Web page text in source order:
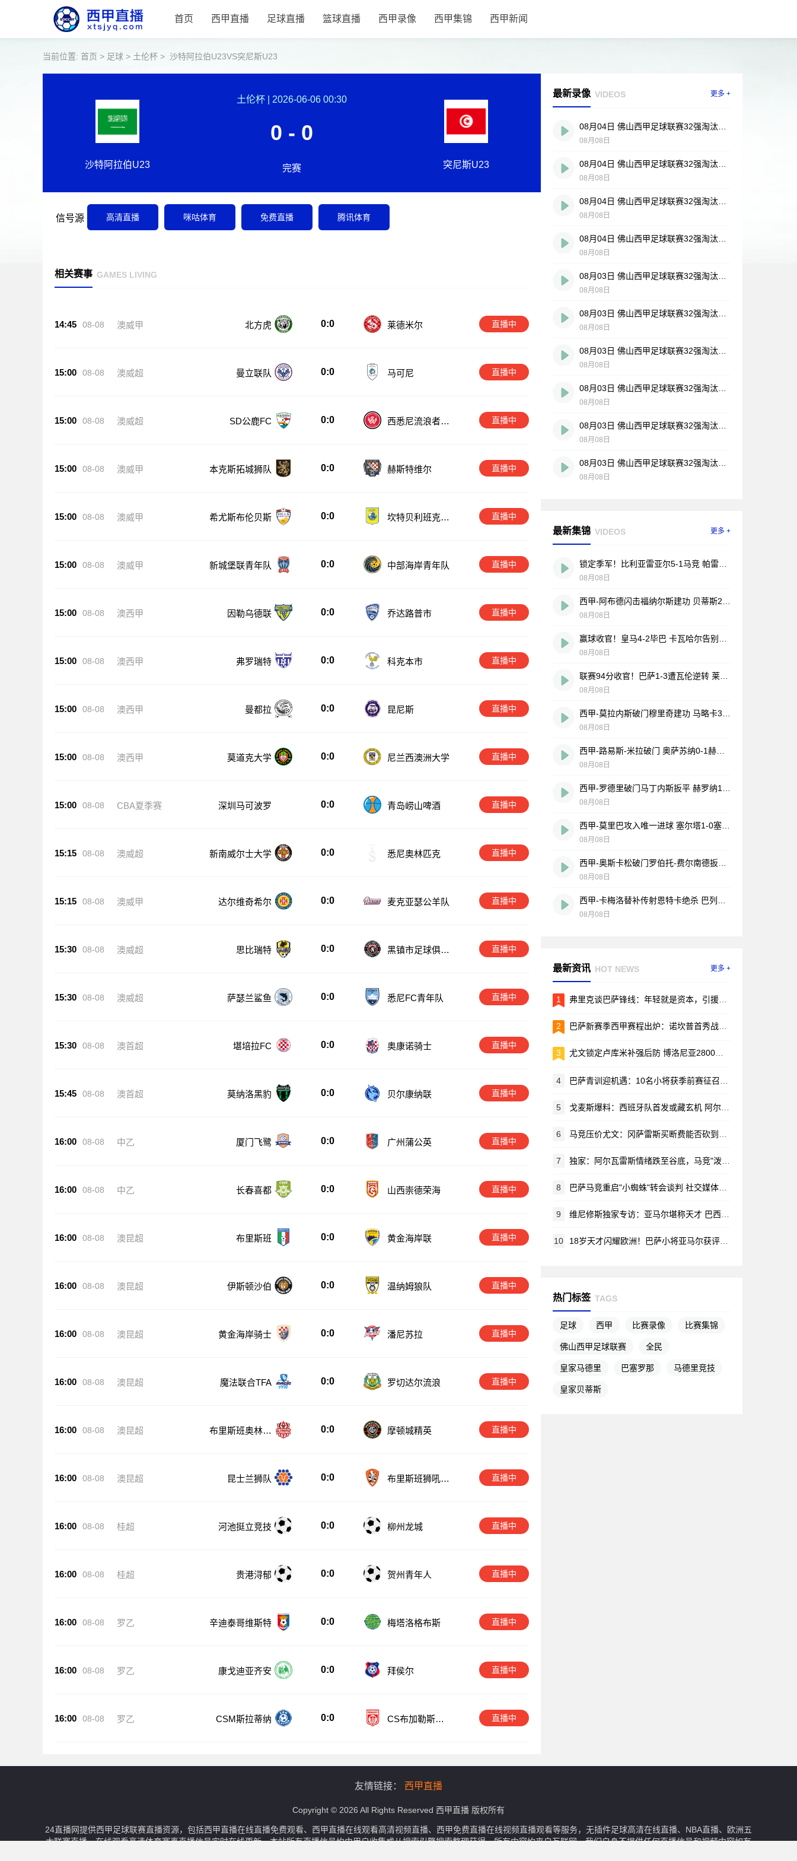
首页 西甲直播 足球直播 篮球直播 西甲录像 西甲集锦 西甲新闻
当前位置: 首页 > 足球 > 土伦杯 > 沙特阿拉伯U23VS突尼斯U23
沙特阿拉伯U23
土伦杯 2026-06-06 00:30
0 - 0
完赛 突尼斯U23
信号源 高清直播 咪咕体育 免费直播 腾讯体育
相关赛事 GAMES LIVING
14:45 08-08 澳威甲 北方虎 0:0 莱德米尔 直播中
15:00 08-08 澳威超 曼立联队 0:0 马可尼 直播中
15:00 08-08 澳威超 SD公鹿FC 0:0
西悉尼流浪者青
直播中
15:00 08-08 澳威甲 本克斯拓城狮队 0:0 赫斯特维尔 直播中
15:00 08-08 澳威甲 希尤斯布伦贝斯 0:0
坎特贝利班克斯
直播中
15:00 08-08 澳威甲 新城堡联青年队 0:0 中部海岸青年队 直播中
15:00 08-08 澳西甲 因勒乌德联 0:0 乔达路普市 直播中
15:00 08-08 澳西甲 弗罗瑞特 0:0 科克本市 直播中
15:00 08-08 澳西甲 曼都拉 0:0 昆尼斯 直播中
15:00 08-08 澳西甲 莫道克大学 0:0 尼兰西澳洲大学 直播中
15:00 08-08 CBA夏季赛 深圳马可波罗 0:0 青岛崂山啤酒 直播中
15:15 08-08 澳威超 新南威尔士大学 0:0 悉尼奥林匹克 直播中
15:15 08-08 澳威甲 达尔维奇希尔 0:0 麦克亚瑟公羊队 直播中
15:30 08-08 澳威超 思比瑞特 0:0
黑镇市足球俱乐
直播中
15:30 08-08 澳威超 萨瑟兰鲨鱼 0:0 悉尼FC青年队 直播中
15:30 08-08 澳首超 堪培拉FC 0:0 奥康诺骑士 直播中
15:45 08-08 澳首超 莫纳洛黑豹 0:0 贝尔康纳联 直播中
16:00 08-08 中乙 厦门飞鹭 0:0 广州蒲公英 直播中
16:00 08-08 中乙 长春喜都 0:0 山西崇德荣海 直播中
16:00 08-08 澳昆超 布里斯班 0:0 黄金海岸联 直播中
16:00 08-08 澳昆超 伊斯顿沙伯 0:0 温纳姆狼队 直播中
16:00 08-08 澳昆超 黄金海岸骑士 0:0 潘尼苏拉 直播中
16:00 08-08 澳昆超 魔法联合TFA 0:0 罗切达尔流浪 直播中
16:00 08-08 澳昆超
布里斯班奥林匹
0:0 摩顿城精英 直播中
16:00 08-08 澳昆超 昆士兰狮队 0:0
布里斯班狮吼青
直播中
16:00 08-08 桂超 河池挺立竞技 0:0 柳州龙城 直播中
16:00 08-08 桂超 贵港浔郁 0:0 贺州青年人 直播中
16:00 08-08 罗乙 辛迪泰哥维斯特 0:0 梅塔洛格布斯 直播中
16:00 08-08 罗乙 康戈迪亚齐安 0:0 拜侯尔 直播中
16:00 08-08 罗乙 CSM斯拉蒂纳 0:0
CS布加勒斯特
直播中
最新录像 VIDEOS 更多 +
08月08日
08月08日
08月08日
08月08日
08月08日
08月08日
08月08日
08月08日
08月08日
08月08日
最新集锦 VIDEOS 更多 +
08月08日
08月08日
08月08日
08月08日
08月08日
08月08日
08月08日
08月08日
08月08日
08月08日
最新资讯 HOT NEWS 更多 +
1 弗里克谈巴萨锋线：年轻就是资本，引援的事儿先放放
2 巴萨新赛季西甲赛程出炉：诺坎普首秀战毕包，两回合国家德比引爆焦点
3 尤文锁定卢库米补强后防 博洛尼亚2800万欧要价成转会关键
4 巴萨青训迎机遇：10名小将获季前赛征召令 哈姆扎等新星在列
5 戈麦斯爆料：西班牙队首发或藏玄机 阿尔瓦雷斯锁定马竞新赛季蓝图
6 马竞压价尤文：冈萨雷斯买断费能否砍到2000万？
7 独家：阿尔瓦雷斯情绪跌至谷底，马竞"泼脏水"言论激怒阿根廷新星
8 巴萨马竞重启"小蜘蛛"转会谈判 社交媒体风波无碍交易推进
9 维尼修斯独家专访：亚马尔堪称天才 巴西渴望重夺世界杯荣耀
10 18岁天才闪耀欧洲！巴萨小将亚马尔获评赛季最佳新星
热门标签 TAGS
足球 西甲 比赛录像 比赛集锦
佛山西甲足球联赛 全民
皇家马德里 巴塞罗那 马德里竞技
皇家贝蒂斯
友情链接： 西甲直播
Copyright © 2026 All Rights Reserved 西甲直播 版权所有
24直播网提供西甲足球联赛直播资源，包括西甲直播在线直播免费观看、西甲直播在线观看高清视频直播、西甲免费直播在线视频直播观看等服务，无插件足球高清在线直播、NBA直播、欧洲五
大联赛直播、在线观看高清体育赛事直播信号实时在线更新。本站所有直播信号均由用户收集或从搜索引擎搜索整理获得，所有内容均来自互联网，我们自身不提供任何直播信号和视频内容如有